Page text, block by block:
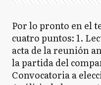
Por lo pronto en el
cuatro puntos: 1.
acta de la reunión
la partida del
Convocatoria a